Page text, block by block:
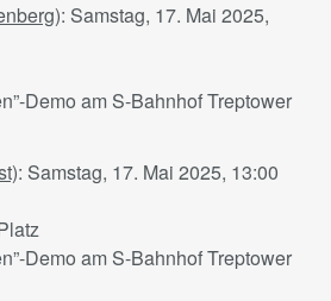
: Samstag, 17. Mai 2025,
Demo am S-Bahnhof Treptower
: Samstag, 17. Mai 2025, 13:00
Demo am S-Bahnhof Treptower